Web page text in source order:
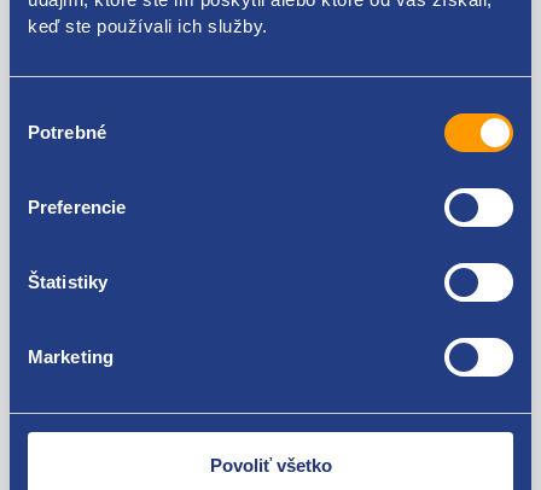
keď ste používali ich služby.
súhlasu
Potrebné
Preferencie
Štatistiky
Marketing
Povoliť všetko
Alfa Romeo 146/145
Alfa Romeo 159
Alfa Romeo Giulietta
Fiat 500
Fiat Bravo 1995 -2001
Fiat Coupé
Fiat Croma 1992 - 1996